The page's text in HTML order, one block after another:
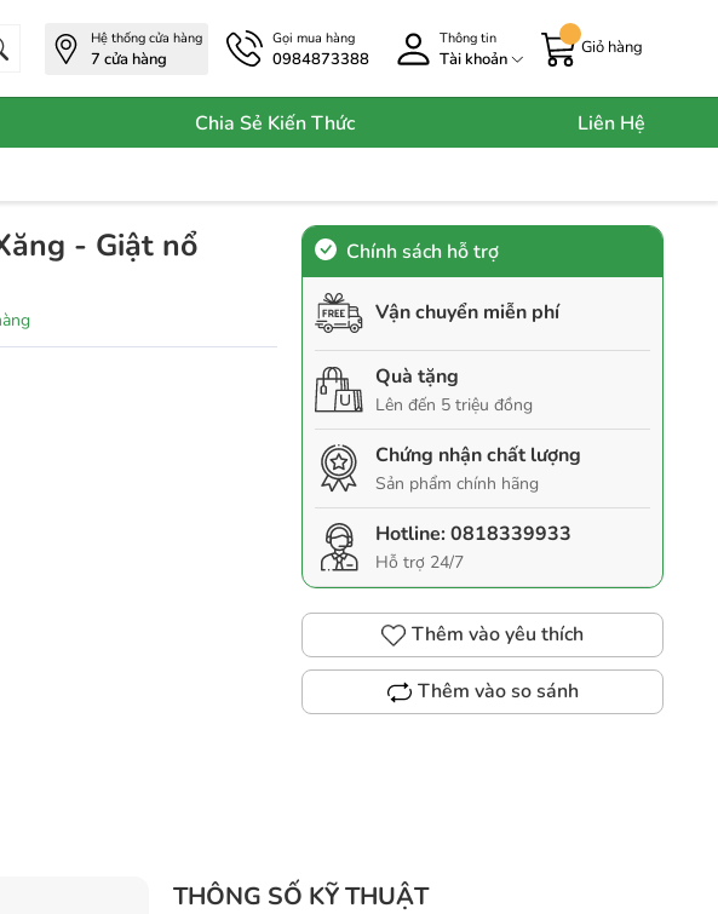
Hệ thống cửa hàng
7 cửa hàng
Gọi mua hàng
0984873388
Thông tin
Tài khoản
Giỏ hàng
Chia Sẻ Kiến Thức Liên Hệ
- Giật nổ Chính sách hỗ trợ
Vận chuyển miễn phí
Quà tặng
Lên đến 5 triệu đồng
Chứng nhận chất lượng
Sản phẩm chính hãng
Hotline:0818339933
Hỗ trợ 24/7
Thêm vào yêu thích
Thêm vào so sánh
THÔNG SỐ KỸ THUẬT